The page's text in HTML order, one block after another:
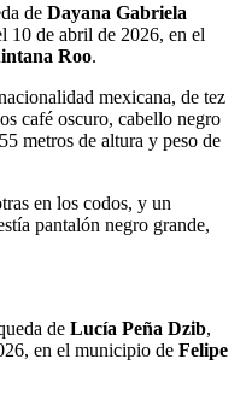
de Dayana Gabriela
10 de abril de 2026, en el
Roo.
mexicana, de tez
café oscuro, cabello negro
metros de altura y peso de
en los codos, y un
pantalón negro grande,
de Lucía Peña Dzib,
en el municipio de Felipe